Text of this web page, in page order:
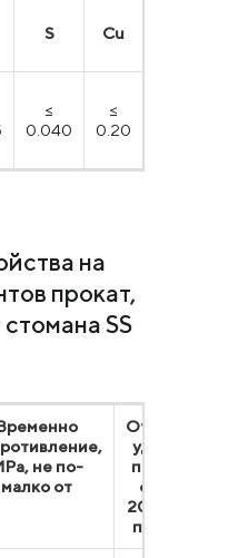
S Cu
≤
0.040
≤
0.20
на
прокат,
SS
не по-
малко от
Относително
удължаване
при образец
с дължина
200 мм, %, не
по-малко от